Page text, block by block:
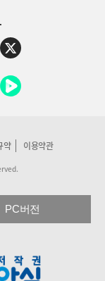
약 이용약관
PC버전